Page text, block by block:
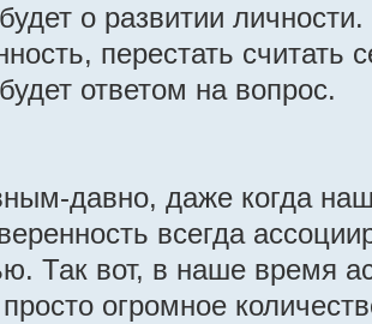
о развитии
перестать считать
ответом на вопрос.
давно, даже когда
всегда
Так вот, в наше время
огромное